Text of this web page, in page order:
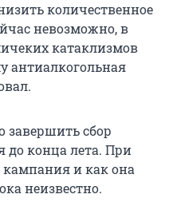
количественное
невозможно, в
катаклизмов
антиалкогольная
завершить сбор
до конца лета. При
кампания и как она
неизвестно.